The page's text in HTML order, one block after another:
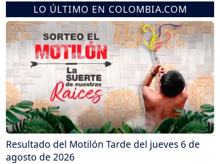
LO ÚLTIMO EN COLOMBIA.COM
Resultado del Motilón Tarde del jueves 6 de
agosto de 2026